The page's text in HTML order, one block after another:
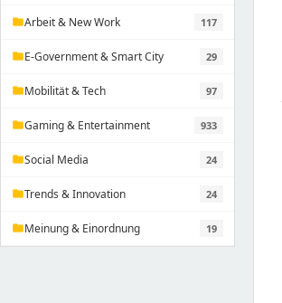
folderArbeit & New Work 117
folderE-Government & Smart City 29
folderMobilität & Tech 97
folderGaming & Entertainment 933
folderSocial Media 24
folderTrends & Innovation 24
folderMeinung & Einordnung 19